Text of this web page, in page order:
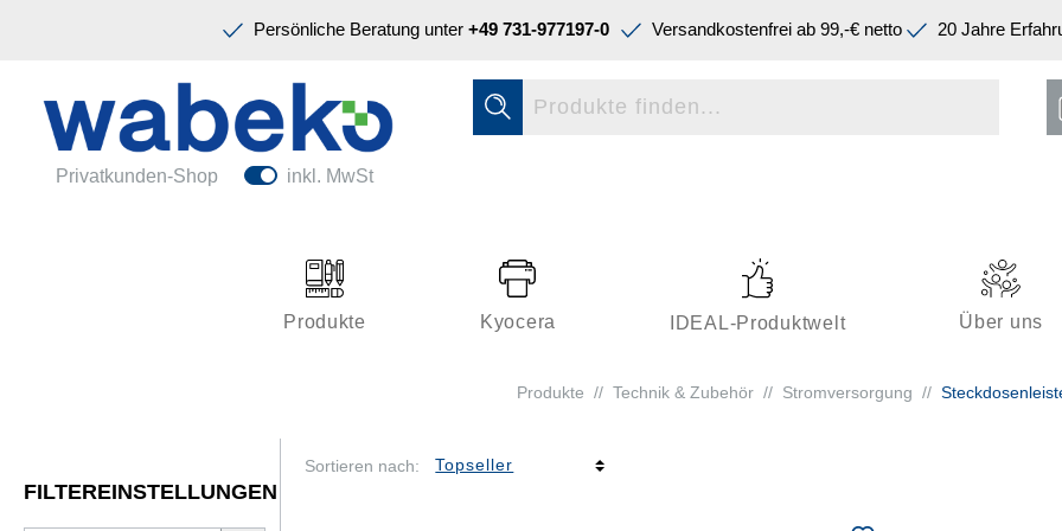
Persönliche Beratung unter +49 731-977197-0 Versandkostenfrei ab 99,-€ netto 20 Jahre
Privatkunden-Shop inkl. MwSt
Produkte Kyocera IDEAL-Produktwelt Über uns
Ordnen & Registrieren
Papiere & Blöcke
Büroeinrichtung
Kleben & Versenden
Schreiben & Korrigieren
Produkte // Technik & Zubehör // Stromversorgung //
FILTEREINSTELLUNGEN
Sortieren nach:
Schreiben & Korrigieren